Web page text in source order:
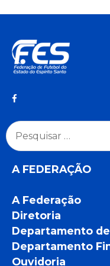
Pesquisar
por:
A FEDERAÇÃO
A Federação
Diretoria
Departamento
Departamento
Ouvidoria